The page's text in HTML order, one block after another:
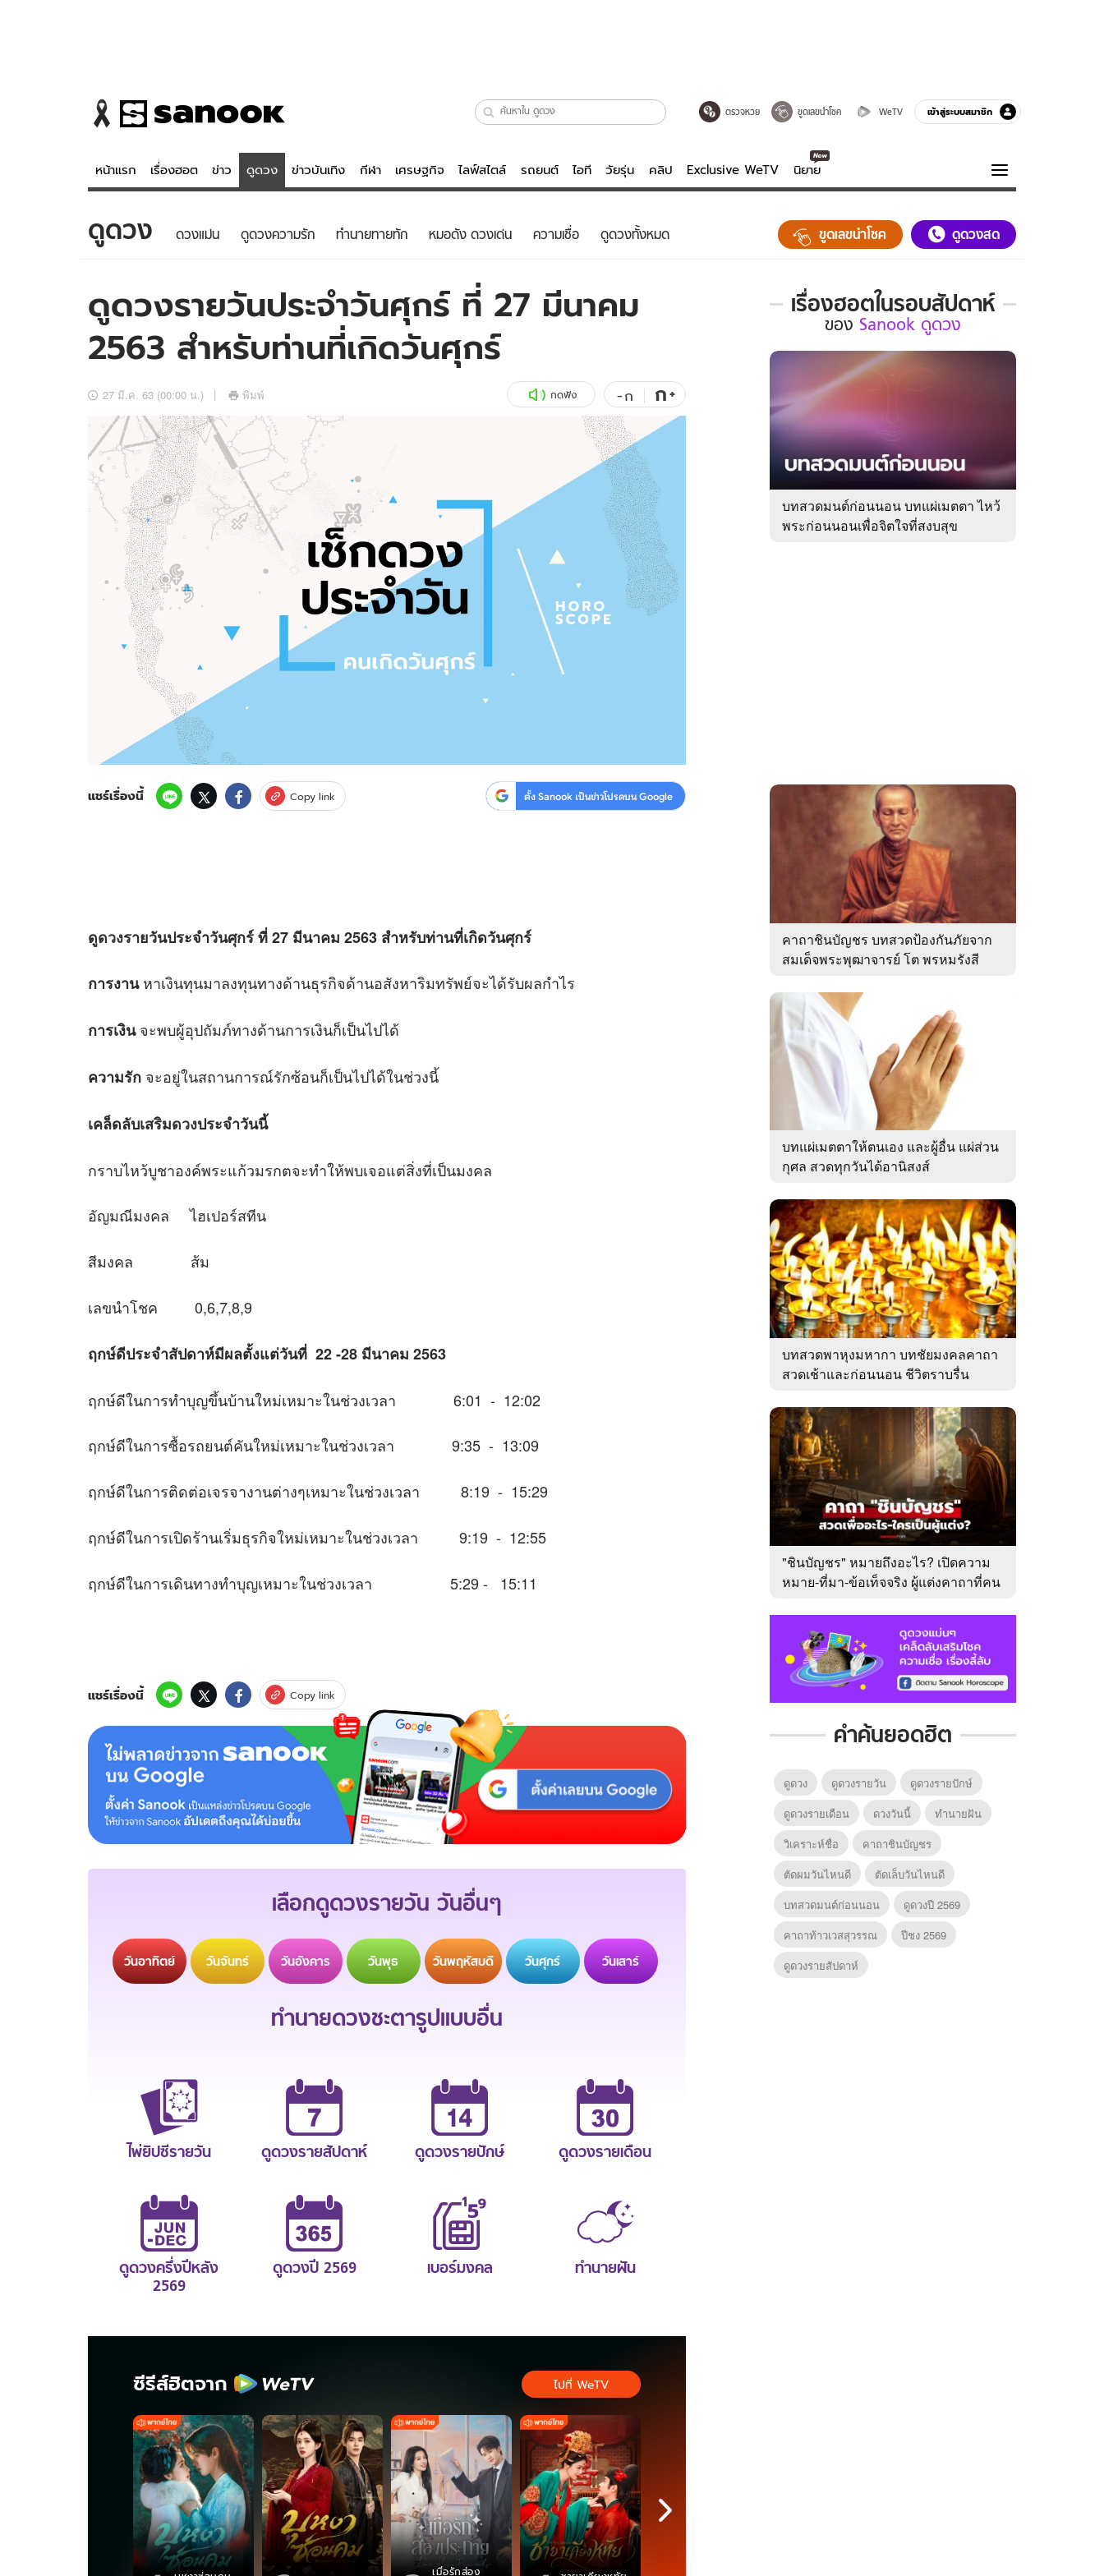
ตรวจหวย ขูดเลขนำโชค WeTV เข้าสู่ระบบสมาชิก
หน้าแรก เรื่องฮอต ข่าว ดูดวง ข่าวบันเทิง กีฬา เศรษฐกิจ ไลฟ์สไตล์ รถยนต์ ไอที วัยรุ่น คลิป Exclusive WeTV นิยาย
ข่าว
ข่าวบันเทิง
ข่าวกีฬา
ข่าวเศรษฐกิจ
อัปเดตจีน
เช็กข่าวชัวร์
ดูดวง - ตรวจหวย
สถิติหวยไทย
หวยลาว
ไลฟ์สไตล์
วัยรุ่น
ไอที
รถยนต์
สุขภาพ
Sanook Choice
ดูทีวี
WeTV
ความรู้รอบตัว
ฮาวทู
ดาวน์โหลดสนุกแอปฟรี ติดตามสนุกโซเชียลได้ที่
สงวนลิขสิทธิ์ ©2569 บริษัท อิมเมจ ฟิวเจอร์ (ประเทศไทย) จำกัด
ดูดวง ดวงแม่น ดูดวงความรัก ทํานายทายทัก หมอดัง ดวงเด่น ความเชื่อ ดูดวงทั้งหมด ขูดเลขนำโชค ดูดวงสด
ดูดวงรายวันประจำวันศุกร์ ที่ 27 มีนาคม
2563 สำหรับท่านที่เกิดวันศุกร์
27 มี.ค. 63 (00:00 น.) พิมพ์ กดฟัง -ก ก+
แชร์เรื่องนี้ Copy link ตั้ง Sanook เป็นข่าวโปรดบน Google
ดูดวงรายวันประจำวันศุกร์ ที่ 27 มีนาคม 2563 สำหรับท่านที่เกิดวันศุกร์
การงานหาเงินทุนมาลงทุนทางด้านธุรกิจด้านอสังหาริมทรัพย์จะได้รับผลกำไร
การเงินจะพบผู้อุปถัมภ์ทางด้านการเงินก็เป็นไปได้
ความรัก จะอยู่ในสถานการณ์รักซ้อนก็เป็นไปได้ในช่วงนี้
เคล็ดลับเสริมดวงประจำวันนี้
กราบไหว้บูชาองค์พระแก้วมรกตจะทำให้พบเจอแต่สิ่งที่เป็นมงคล
อัญมณีมงคล ไฮเปอร์สทีน
สีมงคล ส้ม
เลขนำโชค 0,6,7,8,9
ฤกษ์ดีประจำสัปดาห์มีผลตั้งแต่วันที่ 22 -28 มีนาคม 2563
ฤกษ์ดีในการทำบุญขึ้นบ้านใหม่เหมาะในช่วงเวลา 6:01 - 12:02
ฤกษ์ดีในการซื้อรถยนต์คันใหม่เหมาะในช่วงเวลา 9:35 - 13:09
ฤกษ์ดีในการติดต่อเจรจางานต่างๆเหมาะในช่วงเวลา 8:19 - 15:29
ฤกษ์ดีในการเปิดร้านเริ่มธุรกิจใหม่เหมาะในช่วงเวลา 9:19 - 12:55
ฤกษ์ดีในการเดินทางทำบุญเหมาะในช่วงเวลา 5:29 - 15:11
แชร์เรื่องนี้ Copy link
เลือกดูดวงรายวัน วันอื่นๆ
วันอาทิตย์ วันจันทร์ วันอังคาร วันพุธ วันพฤหัสบดี วันศุกร์ วันเสาร์
ทำนายดวงชะตารูปแบบอื่น
ไพ่ยิปซีรายวัน ดูดวงรายสัปดาห์ ดูดวงรายปักษ์ ดูดวงรายเดือน
ดูดวงครึ่งปีหลัง
2569
ดูดวงปี 2569 เบอร์มงคล ทำนายฝัน
ซีรีส์ฮิตจาก
เมื่อรักส่อง
ไปที่ WeTV
เรื่องฮอตในรอบสัปดาห์
เรื่อง
ใน
รอบ
ของ
Sanook
ดูด
ของ Sanook ดูดวง
บทสวดมนต์ก่อนนอน บทแผ่เมตตา ไหว้
พระก่อนนอนเพื่อจิตใจที่สงบสุข
คาถาชินบัญชร บทสวดป้องกันภัยจาก
สมเด็จพระพุฒาจารย์ โต พรหมรังสี
บทแผ่เมตตาให้ตนเอง และผู้อื่น แผ่ส่วน
กุศล สวดทุกวันได้อานิสงส์
บทสวดพาหุงมหากา บทชัยมงคลคาถา
สวดเช้าและก่อนนอน ชีวิตราบรื่น
"ชินบัญชร" หมายถึงอะไร? เปิดความ
หมาย-ที่มา-ข้อเท็จจริง ผู้แต่งคาถาที่คน
คำค้นยอดฮิต
ดูดวง ดูดวงรายวัน
ดูดวงรายปักษ์
ดูดวงรายเดือน
ดวงวันนี้
ทํานายฝัน
วิเคราะห์ชื่อ
คาถาชินบัญชร
ตัดผมวันไหนดี
ตัดเล็บวันไหนดี
บทสวดมนต์ก่อนนอน
ดูดวงปี 2569
คาถาท้าวเวสสุวรรณ
ปีชง 2569
ดูดวงรายสัปดาห์